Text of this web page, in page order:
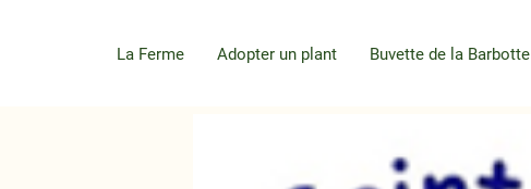
La Ferme Adopter un plant Buvette de la Barbotte